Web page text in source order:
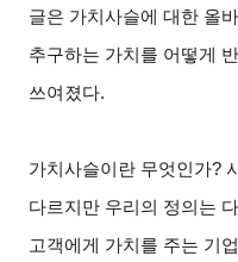
글은 가치사슬에 대한 올
추구하는 가치를 어떻게
쓰여졌다.
가치사슬이란 무엇인가?
다르지만 우리의 정의는
고객에게 가치를 주는 기